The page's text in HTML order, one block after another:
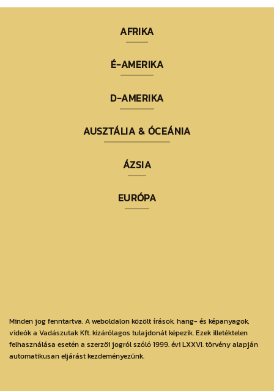
AFRIKA
É-AMERIKA
D-AMERIKA
AUSZTÁLIA & ÓCEÁNIA
ÁZSIA
EURÓPA
Minden jog fenntartva. A weboldalon közölt írások, hang- és képanyagok,
videók a Vadászutak Kft. kizárólagos tulajdonát képezik. Ezek illetéktelen
felhasználása esetén a szerzői jogról szóló 1999. évi LXXVI. törvény alapján
automatikusan eljárást kezdeményezünk.